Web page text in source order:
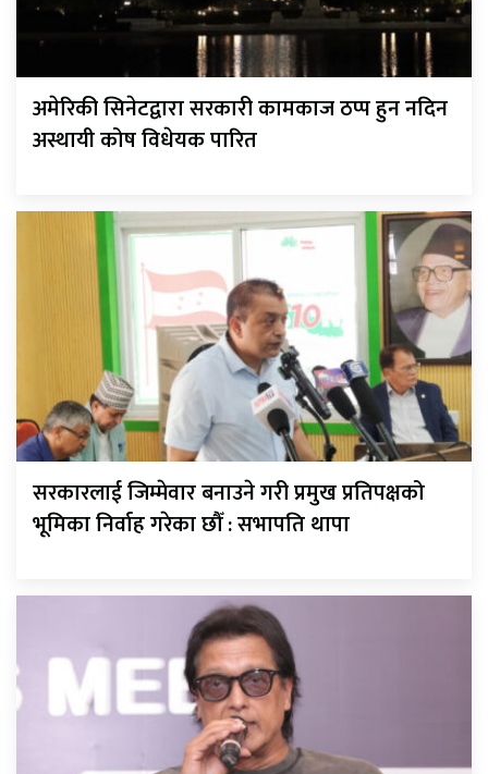
अमेरिकी सिनेटद्वारा सरकारी कामकाज ठप्प हुन नदिन
अस्थायी कोष विधेयक पारित
सरकारलाई जिम्मेवार बनाउने गरी प्रमुख प्रतिपक्षको
भूमिका निर्वाह गरेका छौँ : सभापति थापा